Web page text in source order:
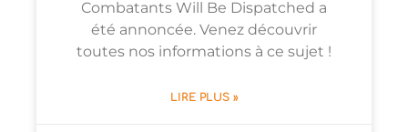
Combatants Will Be Dispatched a
été annoncée. Venez découvrir
toutes nos informations à ce sujet !
LIRE PLUS »